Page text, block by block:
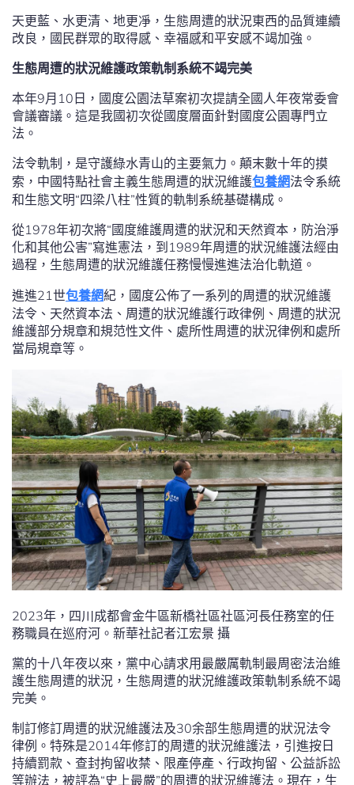
天更藍、水更清、地更凈，生態周遭的狀況東西的品質連續
改良，國民群眾的取得感、幸福感和平安感不竭加強。
生態周遭的狀況維護政策軌制系統不竭完美
本年9月10日，國度公園法草案初次提請全國人年夜常委會
會議審議。這是我國初次從國度層面針對國度公園專門立
法。
法令軌制，是守護綠水青山的主要氣力。顛末數十年的摸
索，中國特點社會主義生態周遭的狀況維護包養網法令系統
和生態文明“四梁八柱”性質的軌制系統基礎構成。
從1978年初次將“國度維護周遭的狀況和天然資本，防治淨
化和其他公害”寫進憲法，到1989年周遭的狀況維護法經由
過程，生態周遭的狀況維護任務慢慢進進法治化軌道。
進進21世包養網紀，國度公佈了一系列的周遭的狀況維護
法令、天然資本法、周遭的狀況維護行政律例、周遭的狀況
維護部分規章和規范性文件、處所性周遭的狀況律例和處所
當局規章等。
2023年，四川成都會金牛區新橋社區社區河長任務室的任
務職員在巡府河。新華社記者江宏景 攝
黨的十八年夜以來，黨中心請求用最嚴厲軌制最周密法治維
護生態周遭的狀況，生態周遭的狀況維護政策軌制系統不竭
完美。
制訂修訂周遭的狀況維護法及30余部生態周遭的狀況法令
律例。特殊是2014年修訂的周遭的狀況維護法，引進按日
持續罰款、查封拘留收禁、限產停產、行政拘留、公益訴訟
等辦法，被評為“史上最嚴”的周遭的狀況維護法。現在，生